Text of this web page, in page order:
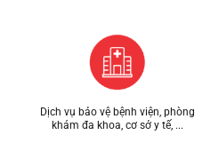
Dịch vụ bảo vệ bệnh viện, phòng
khám đa khoa, cơ sở y tế, ...